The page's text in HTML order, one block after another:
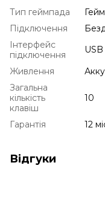
Тип геймпада
Підключення
Інтерфейс
підключення
Живлення
Загальна
кількість
клавіш
10
Гарантія 12
Відгуки